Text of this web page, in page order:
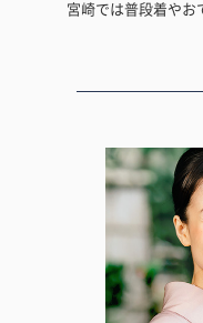
宮崎では普段着やお